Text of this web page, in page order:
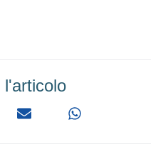
l'articolo